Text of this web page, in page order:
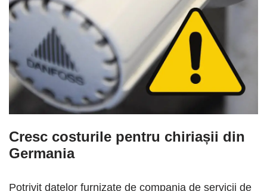
Cresc costurile pentru chiriașii din
Germania
Potrivit datelor furnizate de compania de servicii de